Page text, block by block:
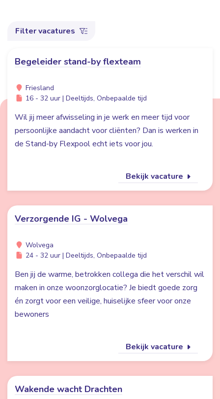
Filter vacatures
Begeleider stand-by flexteam
Friesland
16 - 32 uur | Deeltijds, Onbepaalde tijd
Wil jij meer afwisseling in je werk en meer tijd voor
persoonlijke aandacht voor cliënten? Dan is werken in
de Stand-by Flexpool echt iets voor jou.
Bekijk vacature
Verzorgende IG - Wolvega
Wolvega
24 - 32 uur | Deeltijds, Onbepaalde tijd
Ben jij de warme, betrokken collega die het verschil wil
maken in onze woonzorglocatie? Je biedt goede zorg
én zorgt voor een veilige, huiselijke sfeer voor onze
bewoners
Bekijk vacature
Wakende wacht Drachten